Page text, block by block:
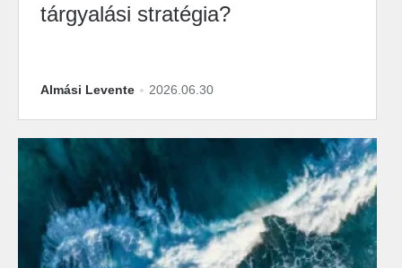
tárgyalási stratégia?
Almási Levente 2026.06.30